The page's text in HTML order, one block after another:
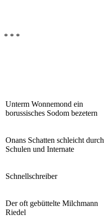
* * *
Unterm Wonnemond ein
borussisches Sodom bezetern
Onans Schatten schleicht durch
Schulen und Internate
Schnellschreiber
Der oft gebüttelte Milchmann
Riedel